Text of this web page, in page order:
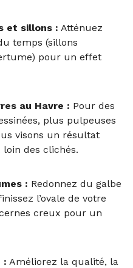
et sillons : Atténuez
temps (sillons
pour un effet
au Havre : Pour des
plus pulpeuses
visons un résultat
des clichés.
: Redonnez du galbe
l’ovale de votre
creux pour un
: Améliorez la qualité, la